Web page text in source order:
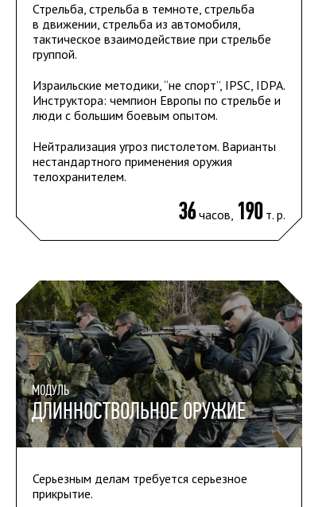
Стрельба, стрельба в темноте, стрельба
в движении, стрельба из автомобиля,
тактическое взаимодействие при стрельбе
группой.
Израильские методики, “не спорт”, IPSC, IDPA.
Инструктора: чемпион Европы по стрельбе и
люди с большим боевым опытом.
Нейтрализация угроз пистолетом. Варианты
нестандартного применения оружия
телохранителем.
36часов, 190т. р.
МОДУЛЬ
ДЛИННОСТВОЛЬНОЕ ОРУЖИЕ
Серьезным делам требуется серьезное
прикрытие.